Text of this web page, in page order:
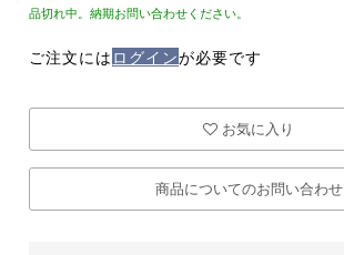
品切れ中。納期お問い合わせください。
ご注文には ログインが必要です
お気に入り
商品についてのお問い合わせ